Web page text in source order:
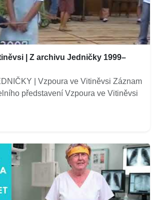
| Z archivu Jedničky 1999–
| Vzpoura ve Vitiněvsi Záznam
představení Vzpoura ve Vitiněvsi